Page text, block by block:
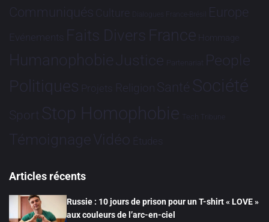
Communiqués Culture Dialogues France-Brésil Europe
Evénements Faits Divers France Hommage
HumanophobieJustice Partenariat People
Politiques Projets Religion Santé Société
Sport Stop Homophobie Tech Tribune
TémoignageVidéo Études
Articles récents
Russie : 10 jours de prison pour un T-shirt « LOVE »
aux couleurs de l’arc-en-ciel